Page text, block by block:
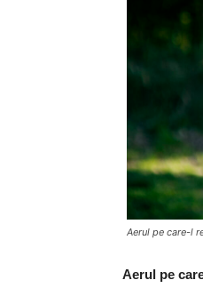
Aerul pe care-l
Aerul pe